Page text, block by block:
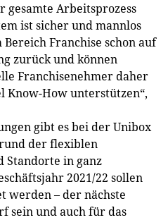
Arbeitsprozess
ist sicher und mannlos
Franchise schon auf
zurück und können
Franchisenehmer daher
Know-How unterstützen“,
gibt es bei der Unibox
der flexiblen
Standorte in ganz
2021/22 sollen
werden – der nächste
sein und auch für das